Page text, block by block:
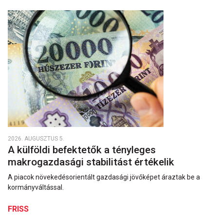
2026. AUGUSZTUS 5.
A külföldi befektetők a tényleges
makrogazdasági stabilitást értékelik
A piacok növekedésorientált gazdasági jövőképet áraztak be a
kormányváltással.
FRISS